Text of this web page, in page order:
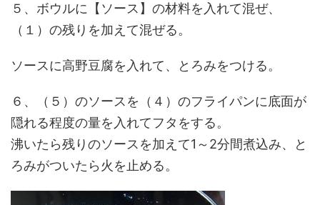
５、ボウルに【ソース】の材料を入れて混ぜ、
（１）の残りを加えて混ぜる。
ソースに高野豆腐を入れて、とろみをつける。
６、（５）のソースを（４）のフライパンに底面が
隠れる程度の量を入れてフタをする。
沸いたら残りのソースを加えて1～2分間煮込み、と
ろみがついたら火を止める。